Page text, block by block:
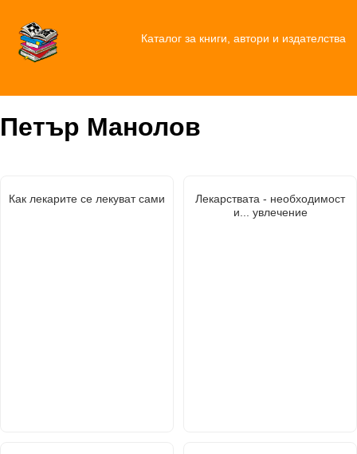
Каталог за книги, автори и издателства
Петър Манолов
Как лекарите се лекуват сами
Лекарствата - необходимост
и... увлечение